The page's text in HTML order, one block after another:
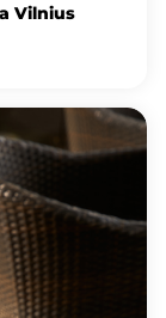
Vilnius